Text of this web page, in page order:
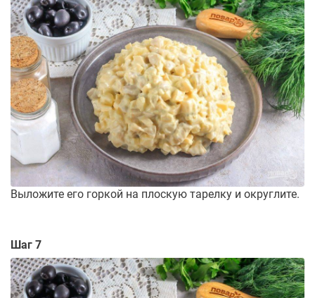
Выложите его горкой на плоскую тарелку и округлите.
Шаг 7